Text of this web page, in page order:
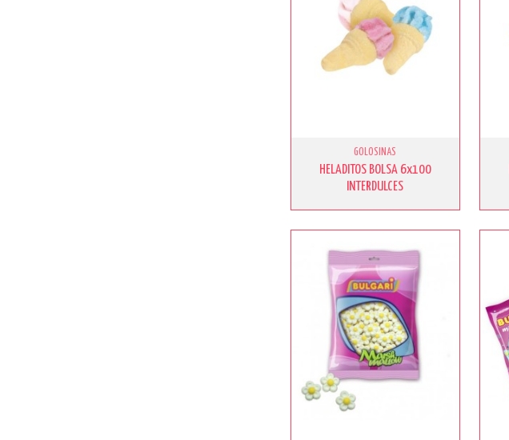
GOLOSINAS
HELADITOS BOLSA 6x100
INTERDULCES